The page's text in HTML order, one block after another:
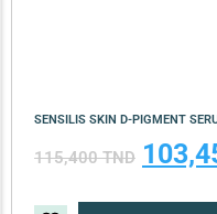
SENSILIS SKIN D-PIGMENT
115,400TND